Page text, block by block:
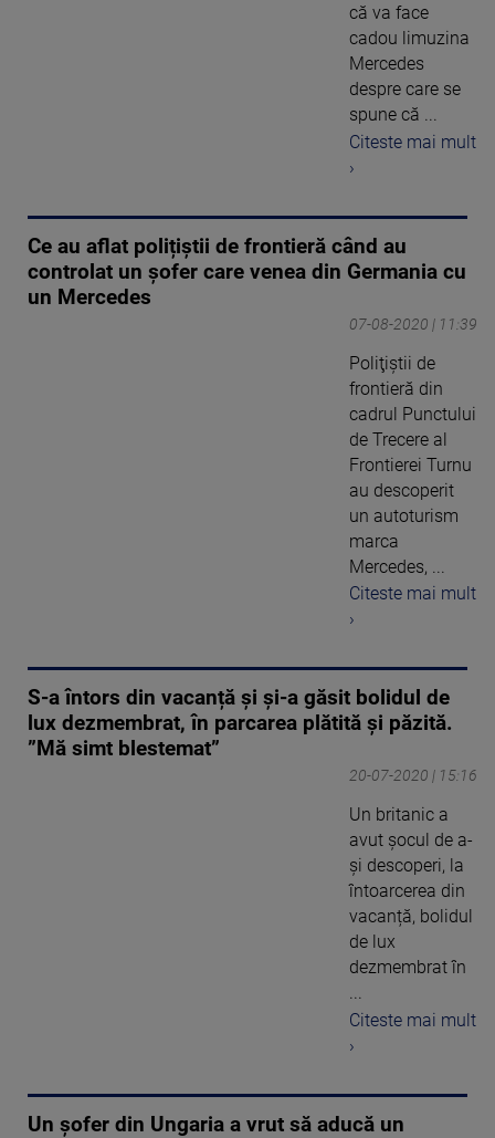
că va face
cadou limuzina
Mercedes
despre care se
spune că ...
Citeste mai mult
›
Ce au aflat polițiștii de frontieră când au
controlat un șofer care venea din Germania cu
un Mercedes
07-08-2020 | 11:39
Poliţiştii de
frontieră din
cadrul Punctului
de Trecere al
Frontierei Turnu
au descoperit
un autoturism
marca
Mercedes, ...
Citeste mai mult
›
S-a întors din vacanță și și-a găsit bolidul de
lux dezmembrat, în parcarea plătită și păzită.
”Mă simt blestemat”
20-07-2020 | 15:16
Un britanic a
avut șocul de a-
și descoperi, la
întoarcerea din
vacanță, bolidul
de lux
dezmembrat în
...
Citeste mai mult
›
Un șofer din Ungaria a vrut să aducă un